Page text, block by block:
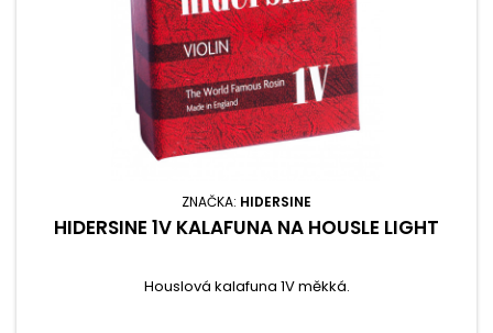
ZNAČKA: HIDERSINE
HIDERSINE 1V KALAFUNA NA HOUSLE LIGHT
Houslová kalafuna 1V měkká.